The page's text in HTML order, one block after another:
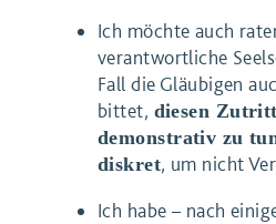
Ich möchte auch
verantwortliche
Fall die Gläubigen
bittet, diesen
demonstrativ zu
diskret, um nicht
Ich habe – nach